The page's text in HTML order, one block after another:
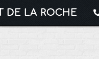
DE LA ROCHE